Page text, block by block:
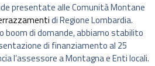
presentate alle Comunità Montane
di Regione Lombardia.
boom di domande, abbiamo stabilito
di finanziamento al 25
l’assessore a Montagna e Enti locali.